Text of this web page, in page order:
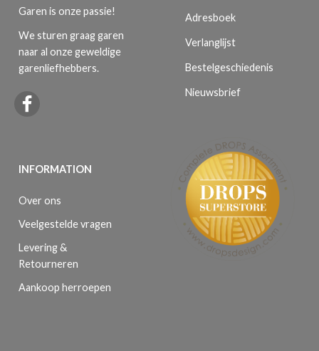
Garen is onze passie!
We sturen graag garen
naar al onze geweldige
garenliefhebbers.
INFORMATION
Over ons
Veelgestelde vragen
Levering &
Retourneren
Aankoop herroepen
Adresboek
Verlanglijst
Bestelgeschiedenis
Nieuwsbrief